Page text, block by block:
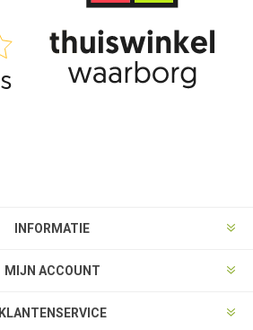
INFORMATIE
MIJN ACCOUNT
KLANTENSERVICE